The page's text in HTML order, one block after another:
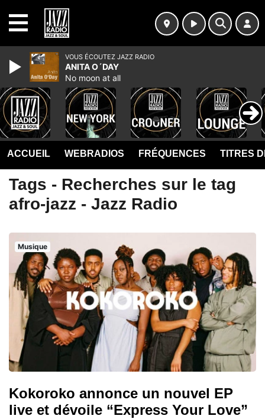
ACCUEIL WEBRADIOS FRÉQUENCES TITRES
Tags - Recherches sur le tag
afro-jazz - Jazz Radio
Musique
Kokoroko annonce un nouvel EP
live et dévoile “Express Your Love”
VOUS ÉCOUTEZ JAZZ RADIO
ANITA O´DAY
No moon at all